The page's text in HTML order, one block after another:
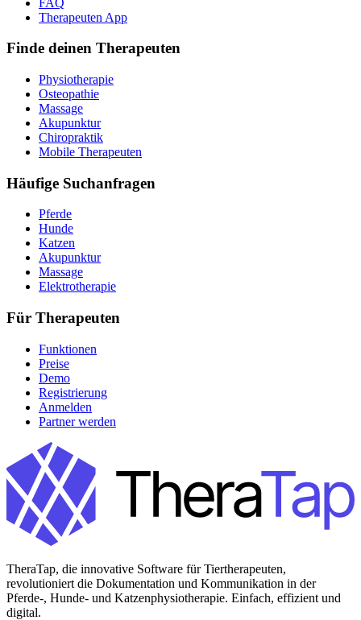
Therapeuten App
Finde deinen Therapeuten
Physiotherapie
Osteopathie
Massage
Akupunktur
Chiropraktik
Mobile Therapeuten
Häufige Suchanfragen
Pferde
Hunde
Katzen
Akupunktur
Massage
Elektrotherapie
Für Therapeuten
Funktionen
Preise
Demo
Registrierung
Anmelden
Partner werden
TheraTap, die innovative Software für Tiertherapeuten,
revolutioniert die Dokumentation und Kommunikation in der
Pferde-, Hunde- und Katzenphysiotherapie. Einfach, effizient und
digital.